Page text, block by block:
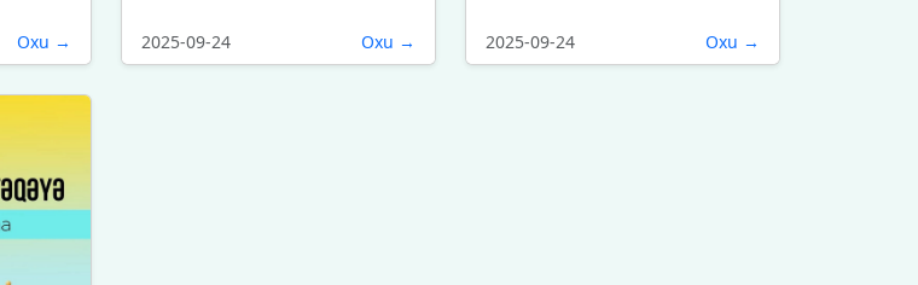
Oxu → 2025-09-24 Oxu → 2025-09-24 Oxu →